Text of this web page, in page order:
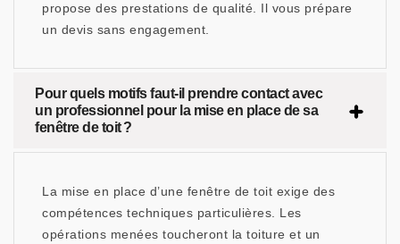
propose des prestations de qualité. Il vous prépare
un devis sans engagement.
Pour quels motifs faut-il prendre contact avec
un professionnel pour la mise en place de sa
fenêtre de toit ?
La mise en place d’une fenêtre de toit exige des
compétences techniques particulières. Les
opérations menées toucheront la toiture et un